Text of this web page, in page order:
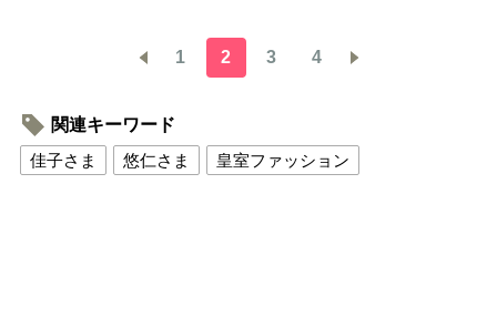
1 2 3 4
関連キーワード
佳子さま
悠仁さま 皇室ファッション